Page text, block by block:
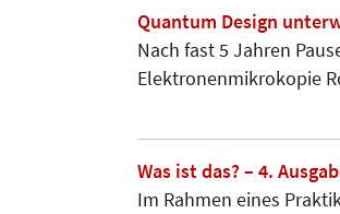
Quantum Design
Nach fast 5 Jahren
Elektronenmikrokopie
Was ist das? – 4.
Im Rahmen eines